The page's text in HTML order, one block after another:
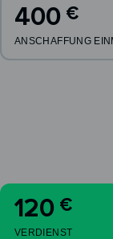
400 €
ANSCHAFFUNG
120 €
VERDIENST